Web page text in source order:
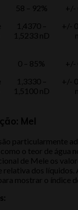
58 – 92%
1,4370 –
1,5233 nD
+/-
+/-
0 – 85%
1,3330 –
1,5100 nD
+/-
+/-
Mel
particularmente
o teor de água
de Mele os
relativa dos líquidos.
mostrar o índice